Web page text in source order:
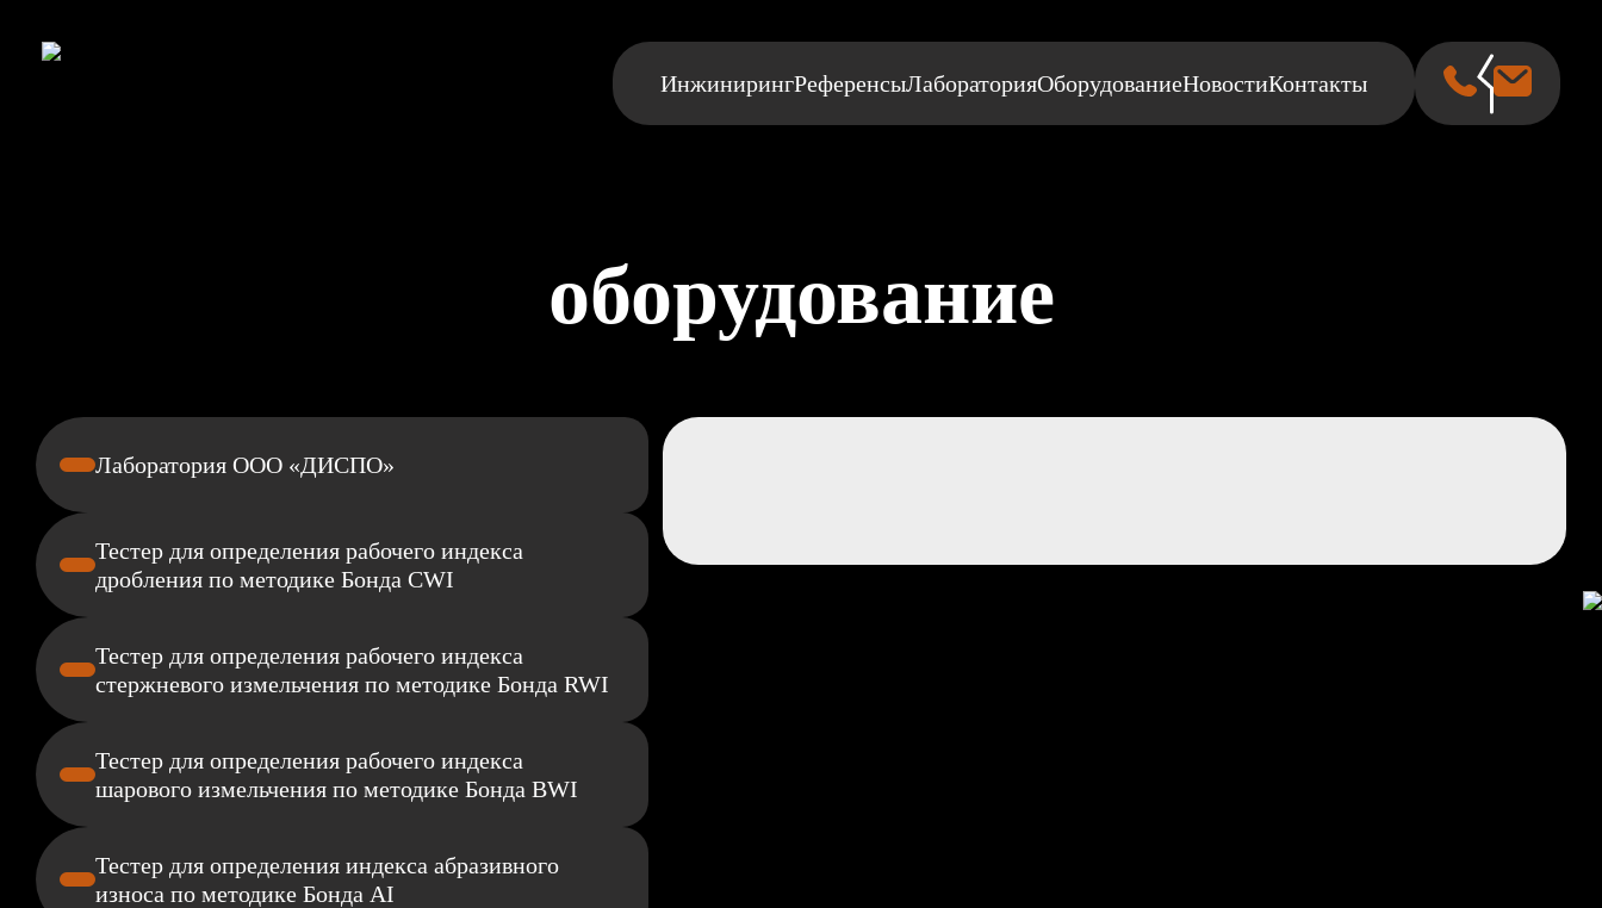
ИнжинирингРеференсыЛабораторияОборудованиеНовостиКонтакты
оборудование
Лаборатория ООО «ДИСПО»
Тестер для определения рабочего индекса
дробления по методике Бонда CWI
Тестер для определения рабочего индекса
стержневого измельчения по методике Бонда RWI
Тестер для определения рабочего индекса
шарового измельчения по методике Бонда BWI
Тестер для определения индекса абразивного
износа по методике Бонда AI